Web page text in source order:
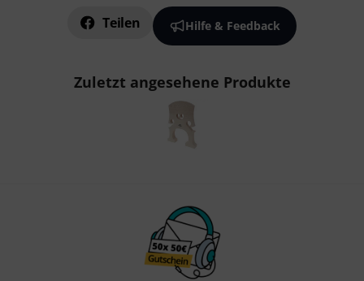
Teilen Hilfe & Feedback
Zuletzt angesehene Produkte